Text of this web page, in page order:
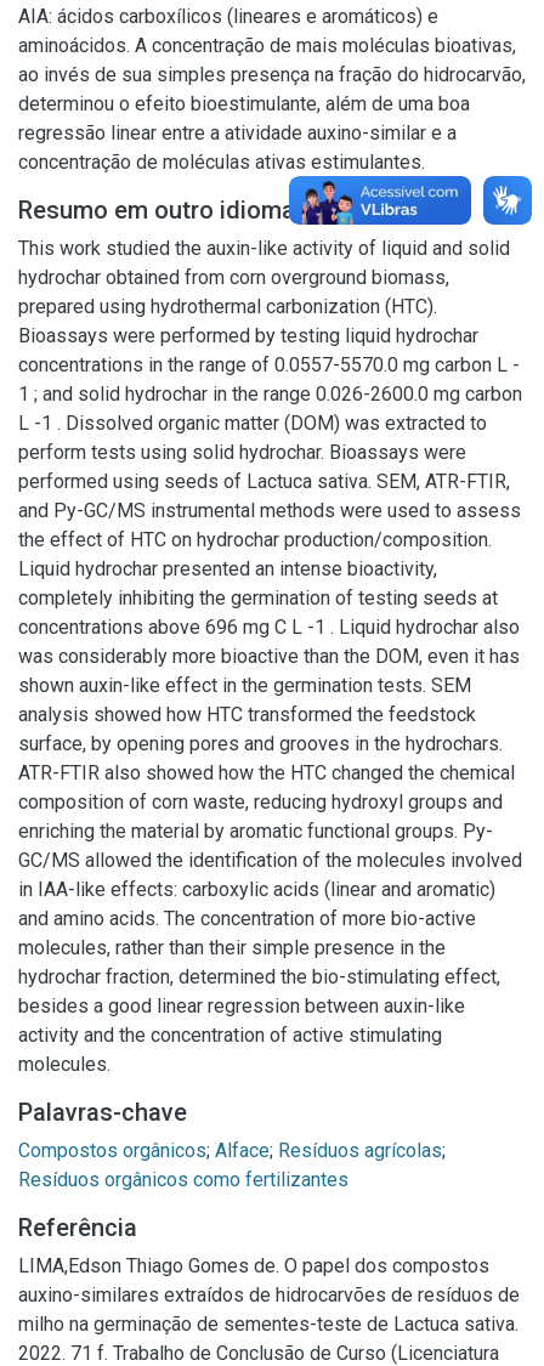
AIA: ácidos carboxílicos (lineares e aromáticos) e
aminoácidos. A concentração de mais moléculas bioativas,
ao invés de sua simples presença na fração do hidrocarvão,
determinou o efeito bioestimulante, além de uma boa
regressão linear entre a atividade auxino-similar e a
concentração de moléculas ativas estimulantes.
Resumo em outro idioma
This work studied the auxin-like activity of liquid and solid
hydrochar obtained from corn overground biomass,
prepared using hydrothermal carbonization (HTC).
Bioassays were performed by testing liquid hydrochar
concentrations in the range of 0.0557-5570.0 mg carbon L -
1 ; and solid hydrochar in the range 0.026-2600.0 mg carbon
L -1 . Dissolved organic matter (DOM) was extracted to
perform tests using solid hydrochar. Bioassays were
performed using seeds of Lactuca sativa. SEM, ATR-FTIR,
and Py-GC/MS instrumental methods were used to assess
the effect of HTC on hydrochar production/composition.
Liquid hydrochar presented an intense bioactivity,
completely inhibiting the germination of testing seeds at
concentrations above 696 mg C L -1 . Liquid hydrochar also
was considerably more bioactive than the DOM, even it has
shown auxin-like effect in the germination tests. SEM
analysis showed how HTC transformed the feedstock
surface, by opening pores and grooves in the hydrochars.
ATR-FTIR also showed how the HTC changed the chemical
composition of corn waste, reducing hydroxyl groups and
enriching the material by aromatic functional groups. Py-
GC/MS allowed the identification of the molecules involved
in IAA-like effects: carboxylic acids (linear and aromatic)
and amino acids. The concentration of more bio-active
molecules, rather than their simple presence in the
hydrochar fraction, determined the bio-stimulating effect,
besides a good linear regression between auxin-like
activity and the concentration of active stimulating
molecules.
Palavras-chave
Compostos orgânicos; Alface; Resíduos agrícolas;
Resíduos orgânicos como fertilizantes
Referência
LIMA,Edson Thiago Gomes de. O papel dos compostos
auxino-similares extraídos de hidrocarvões de resíduos de
milho na germinação de sementes-teste de Lactuca sativa.
2022. 71 f. Trabalho de Conclusão de Curso (Licenciatura